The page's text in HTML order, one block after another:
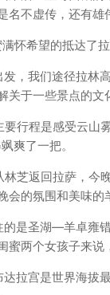
名不虚传，还有雄
怀希望的抵达了
，我们途径拉林
关于一些景点的文
行程是感受云山
爽了一把。
芝返回拉萨，今
会的氛围和美味的
是圣湖—羊卓雍
蜜两个女孩子来说
拉宫是世界海拔